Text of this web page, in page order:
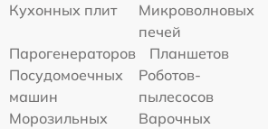
Кухонных плит
Микроволновых
печей
Парогенераторов
Планшетов
Посудомоечных
машин
Роботов-
пылесосов
Морозильных
Варочных